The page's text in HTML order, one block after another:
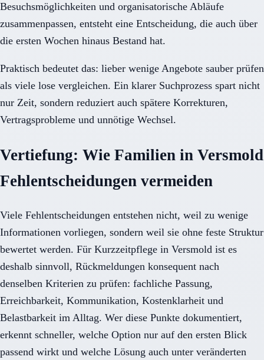
Besuchsmöglichkeiten und organisatorische Abläufe
zusammenpassen, entsteht eine Entscheidung, die auch über
die ersten Wochen hinaus Bestand hat.
Praktisch bedeutet das: lieber wenige Angebote sauber prüfen
als viele lose vergleichen. Ein klarer Suchprozess spart nicht
nur Zeit, sondern reduziert auch spätere Korrekturen,
Vertragsprobleme und unnötige Wechsel.
Vertiefung: Wie Familien in Versmold
Fehlentscheidungen vermeiden
Viele Fehlentscheidungen entstehen nicht, weil zu wenige
Informationen vorliegen, sondern weil sie ohne feste Struktur
bewertet werden. Für Kurzzeitpflege in Versmold ist es
deshalb sinnvoll, Rückmeldungen konsequent nach
denselben Kriterien zu prüfen: fachliche Passung,
Erreichbarkeit, Kommunikation, Kostenklarheit und
Belastbarkeit im Alltag. Wer diese Punkte dokumentiert,
erkennt schneller, welche Option nur auf den ersten Blick
passend wirkt und welche Lösung auch unter veränderten